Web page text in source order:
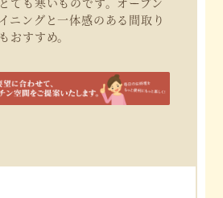
ニングと一体感のある間取り
おすすめ。